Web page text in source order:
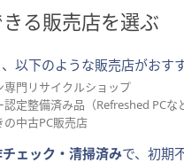
る販売店を選ぶ
以下のような販売店がおす
専門リサイクルショップ
認定整備済み品（Refreshed PCな
の中古PC販売店
ェック・清掃済みで、初期